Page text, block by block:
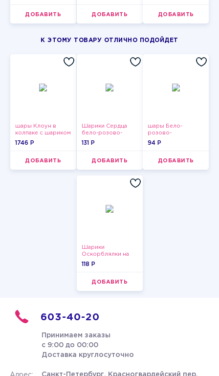
ДОБАВИТЬ ДОБАВИТЬ ДОБАВИТЬ
К ЭТОМУ ТОВАРУ ОТЛИЧНО ПОДОЙДЕТ
шары Клоун в
колпаке с шариком
1746 P
ДОБАВИТЬ
Шарики Сердца
бело-розово-
красные
131 P
ДОБАВИТЬ
шары Бело-
розово-
фиолетово-
94 P
ДОБАВИТЬ
Шарики
Оскорблялки на
день рождения для
118 P
ДОБАВИТЬ
603-40-20
Принимаем заказы
с 9:00 до 00:00
Доставка круглосуточно
Санкт-Петербург, Красногвардейский пер.